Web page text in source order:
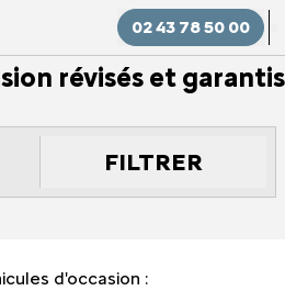
02 43 78 50 00
révisés et garantis
FILTRER
d'occasion :